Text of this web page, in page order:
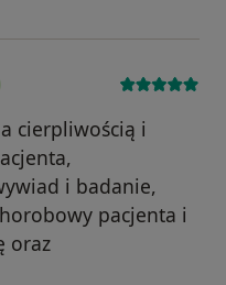
cierpliwością i
i badanie,
pacjenta i
oraz